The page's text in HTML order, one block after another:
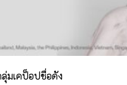
ลุ่มเคป็อปชื่อดัง